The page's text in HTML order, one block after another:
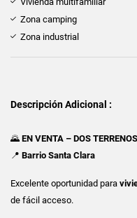
Zona camping
Zona industrial
Descripción Adicional :
🌄 EN VENTA – DOS
📍 Barrio Santa Clara
Excelente oportunidad para
de fácil acceso.